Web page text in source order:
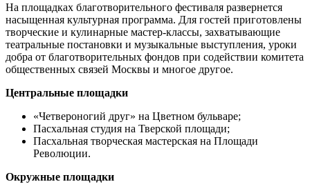
На площадках благотворительного фестиваля развернется
насыщенная культурная программа. Для гостей приготовлены
творческие и кулинарные мастер-классы, захватывающие
театральные постановки и музыкальные выступления, уроки
добра от благотворительных фондов при содействии комитета
общественных связей Москвы и многое другое.
Центральные площадки
«Четвероногий друг» на Цветном бульваре;
Пасхальная студия на Тверской площади;
Пасхальная творческая мастерская на Площади
Революции.
Окружные площадки